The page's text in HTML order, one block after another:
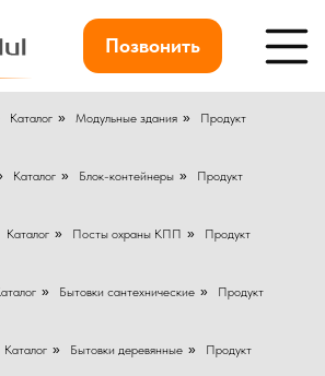
Позвонить
Каталог » Модульные здания » Продукт
Каталог » Блок-контейнеры » Продукт
Каталог » Посты охраны КПП » Продукт
» Бытовки сантехнические » Продукт
Каталог » Бытовки деревянные » Продукт